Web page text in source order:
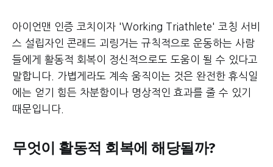
아이언맨 인증 코치이자 'Working Triathlete' 코칭 서비
스 설립자인 콘래드 괴링거는 규칙적으로 운동하는 사람
들에게 활동적 회복이 정신적으로도 도움이 될 수 있다고
말합니다. 가볍게라도 계속 움직이는 것은 완전한 휴식일
에는 얻기 힘든 차분함이나 명상적인 효과를 줄 수 있기
때문입니다.
무엇이 활동적 회복에 해당될까?